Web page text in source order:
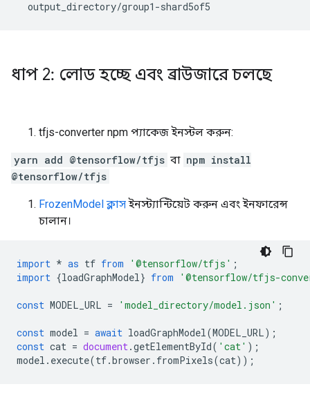
ধাপ 2: লোড হচ্ছে এবং ব্রাউজারে চলছে
tfjs-converter npm প্যাকেজ ইনস্টল করুন:
yarn add @tensorflow/tfjs বা npm install
@tensorflow/tfjs
FrozenModel ক্লাসইনস্ট্যান্টিয়েট করুন এবং ইনফারেন্স
চালান।
import * as tf from '@tensorflow/tfjs' ;
import {loadGraphModel} from '@tensorflow/tfjs-
const MODEL_URL = 'model_directory/model.json' ;
const model = await loadGraphModel(MODEL_URL);
const cat = document.getElementById( 'cat' );
model . execute(tf.browser . fromPixels(cat));